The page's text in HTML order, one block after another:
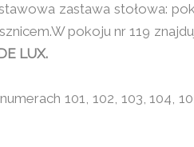
zastawa stołowa:
pokoju nr 119
LUX.
101, 102, 103, 104,